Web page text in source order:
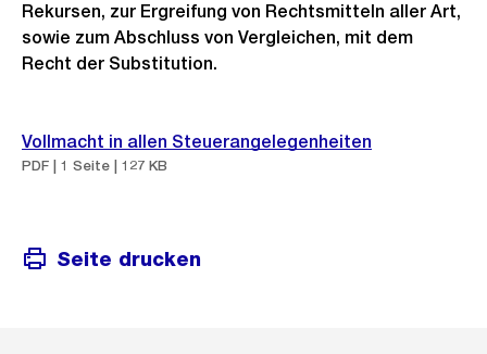
Rekursen, zur Ergreifung von Rechtsmitteln aller Art,
sowie zum Abschluss von Vergleichen, mit dem
Recht der Substitution.
Vollmacht in allen Steuerangelegenheiten
PDF | 1 Seite | 127 KB
Seite drucken